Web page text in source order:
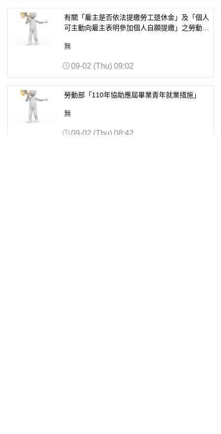
有關「雇主是否依法提繳勞工退休金」及「個人
可主動向雇主表明參加個人自願提繳」之勞動保
無
09-02 (Thu) 09:02
勞動部「110年協助應屆畢業青年就業措施」
無
09-02 (Thu) 08:42